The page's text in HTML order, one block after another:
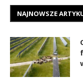
NAJNOWSZE